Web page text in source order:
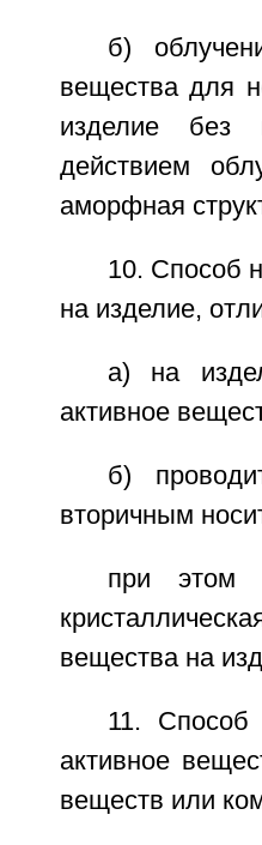
б)
вещества для
изделие без
действием
аморфная
10. Способ
на изделие,
а) на
активное
б)
вторичным
при этом
вещества на
11.
активное
веществ или